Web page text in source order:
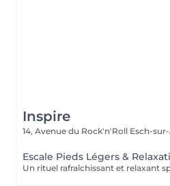
Inspire
14, Avenue du Rock'n'Roll Esch-
Escale Pieds Légers &